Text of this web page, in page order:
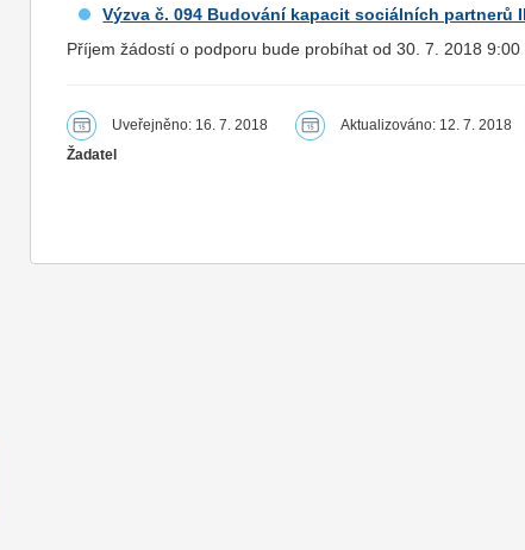
Výzva č. 094 Budování kapacit sociálních partnerů II
Příjem žádostí o podporu bude probíhat od 30. 7. 2018 9:00
Uveřejněno: 16. 7. 2018 Aktualizováno: 12. 7. 2018
Žadatel